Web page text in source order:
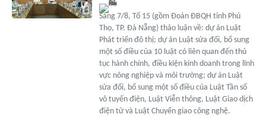
Sáng 7/8, Tổ 15 (gồm Đoàn ĐBQH tỉnh Phú
Thọ, TP. Đà Nẵng) thảo luận về: dự án Luật
Phát triển đô thị; dự án Luật sửa đổi, bổ sung
một số điều của 10 luật có liên quan đến thủ
tục hành chính, điều kiện kinh doanh trong lĩnh
vực nông nghiệp và môi trường; dự án Luật
sửa đổi, bổ sung một số điều của Luật Tần số
vô tuyến điện, Luật Viễn thông, Luật Giao dịch
điện tử và Luật Chuyển giao công nghệ.